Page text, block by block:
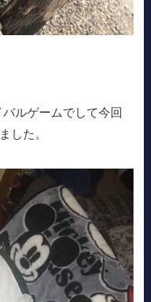
ルゲームでして今回
した。